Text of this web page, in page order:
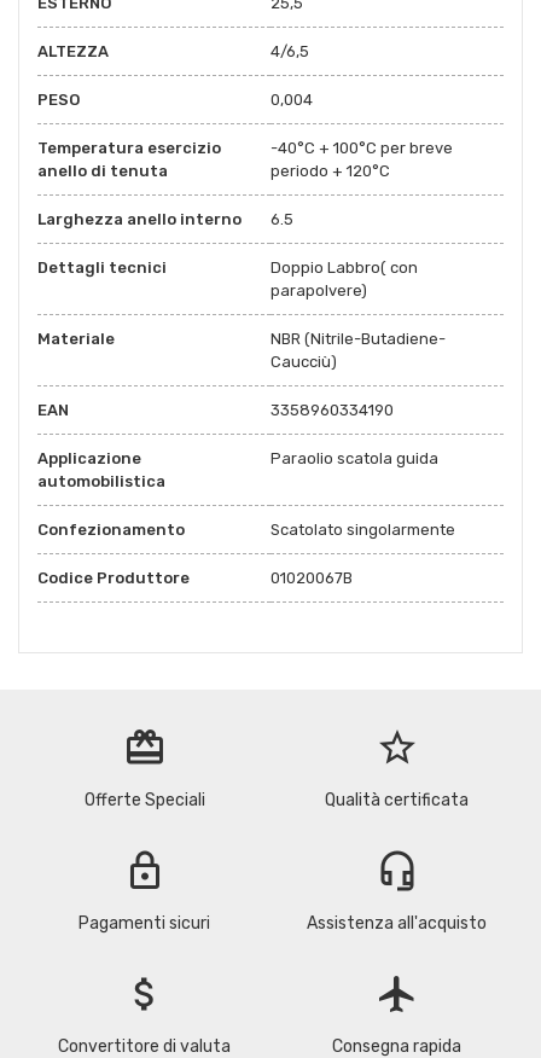
ALTEZZA 4/6,5
PESO 0,004
Temperatura esercizio
anello di tenuta
-40°C + 100°C per breve
periodo + 120°C
Larghezza anello interno 6.5
Dettagli tecnici
Doppio Labbro( con
parapolvere)
Materiale
NBR (Nitrile-Butadiene-
Caucciù)
EAN 3358960334190
Applicazione
automobilistica
Paraolio scatola guida
Confezionamento Scatolato singolarmente
Codice Produttore 01020067B
redeem
Offerte Speciali
star_border
Qualità certificata
lock
Pagamenti sicuri
headset_mic
Assistenza all'acquisto
attach_money
Convertitore di valuta
flight
Consegna rapida